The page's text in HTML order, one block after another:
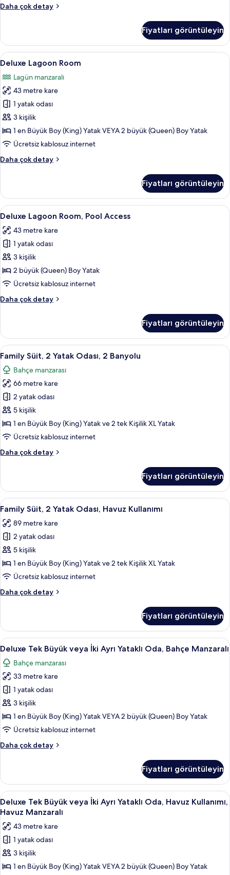
+
için
tüm
fotoğrafları
görün
Daha çok detay
Corner
&
Sea
View
Adult
+
Children
hakkında
daha
fazla
detay
Fiyatları görüntüleyin
Deluxe
Lagoon
Room
için
tüm
fotoğrafları
görün
Deluxe Lagoon Room | Ücretsiz
5
Deluxe Lagoon Room
Lagün manzaralı
43 metre kare
1 yatak odası
3 kişilik
1 en Büyük Boy (King) Yatak VEYA 2 büyük (Queen) Boy Yatak
Ücretsiz kablosuz internet
Daha çok detay
Deluxe
daha
fazla
detay
Fiyatları görüntüleyin
Deluxe
Lagoon
Room,
Pool
Access
için
tüm
görün
Deluxe Lagoon Room, Pool Access |
5
Deluxe Lagoon Room, Pool Access
43 metre kare
1 yatak odası
3 kişilik
2 büyük (Queen) Boy Yatak
Ücretsiz kablosuz internet
Daha çok detay
Deluxe
Access
hakkında
daha
detay
Fiyatları görüntüleyin
Family
Süit,
2
Yatak
Odası,
2
Banyolu
için
fotoğrafları
Ücretsiz minibar, odada kasa, masa,
7
Family Süit, 2 Yatak Odası, 2 Banyolu
Bahçe manzarası
66 metre kare
2 yatak odası
5 kişilik
1 en Büyük Boy (King) Yatak ve 2 tek Kişilik XL Yatak
Ücretsiz kablosuz internet
Daha çok detay
Family
Odası,
Banyolu
hakkında
daha
fazla
Fiyatları görüntüleyin
Family
Süit,
2
Yatak
Odası,
Havuz
Kullanımı
tüm
Ücretsiz minibar, odada kasa, masa,
9
Family Süit, 2 Yatak Odası, Havuz Kullanımı
89 metre kare
2 yatak odası
5 kişilik
1 en Büyük Boy (King) Yatak ve 2 tek Kişilik XL Yatak
Ücretsiz kablosuz internet
Daha çok detay
Family
Odası,
Havuz
Kullanımı
daha
fazla
detay
Fiyatları görüntüleyin
Deluxe
Tek
Büyük
veya
İki
Ayrı
Yataklı
Oda,
Manzaralı
fotoğrafları
görün
Deluxe Tek Büyük veya İki Ayrı
5
Deluxe Tek Büyük veya İki Ayrı Yataklı Oda, Bahçe Manzaralı
Bahçe manzarası
33 metre kare
1 yatak odası
3 kişilik
1 en Büyük Boy (King) Yatak VEYA 2 büyük (Queen) Boy Yatak
Ücretsiz kablosuz internet
Daha çok detay
Deluxe
İki
Ayrı
Yataklı
Oda,
Manzaralı
hakkında
daha
fazla
detay
Fiyatları görüntüleyin
Deluxe
Tek
Büyük
veya
İki
Ayrı
Yataklı
Ücretsiz minibar, odada kasa, masa,
8
Deluxe Tek Büyük veya İki Ayrı Yataklı Oda, Havuz Kullanımı,
Havuz Manzaralı
43 metre kare
1 yatak odası
3 kişilik
1 en Büyük Boy (King) Yatak VEYA 2 büyük (Queen) Boy Yatak